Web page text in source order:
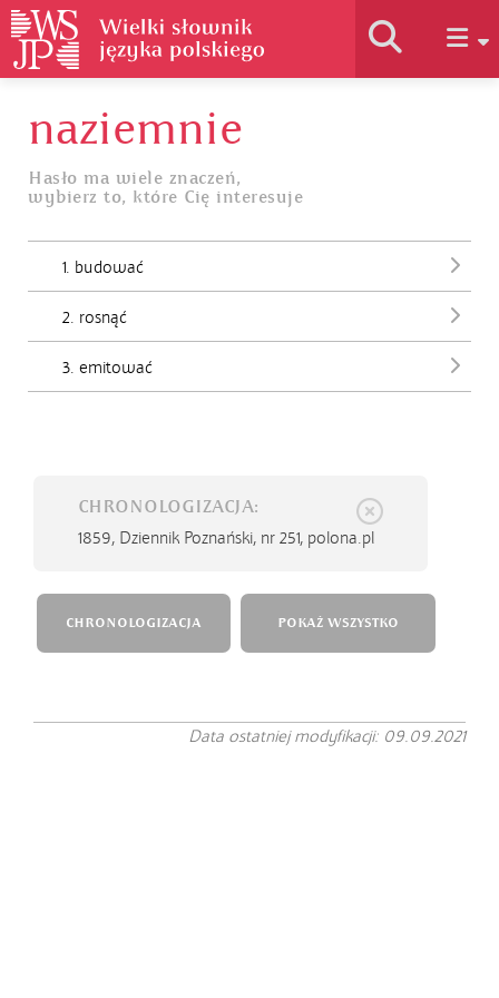
Historia słownika
Jak korzystać
naziemnie
Hasło ma wiele znaczeń,
wybierz to, które Cię interesuje
1. budować
2. rosnąć
3. emitować
CHRONOLOGIZACJA:
1859, Dziennik Poznański, nr 251, polona.pl
CHRONOLOGIZACJA POKAŻ WSZYSTKO
Data ostatniej modyfikacji: 09.09.2021